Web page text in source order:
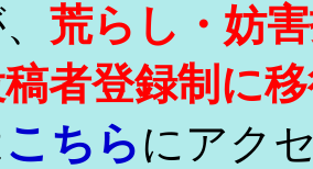
荒らし・妨
稿者登録制に
こちらにアク